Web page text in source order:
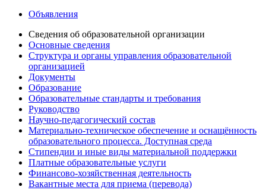
Объявления
Сведения об образовательной организации
Основные сведения
Структура и органы управления образовательной
организацией
Документы
Образование
Образовательные стандарты и требования
Руководство
Научно-педагогический состав
Материально-техническое обеспечение и оснащённость
образовательного процесса. Доступная среда
Стипендии и иные виды материальной поддержки
Платные образовательные услуги
Финансово-хозяйственная деятельность
Вакантные места для приема (перевода)